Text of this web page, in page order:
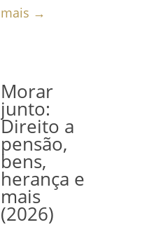
mais →
Morar
junto:
Direito a
pensão,
bens,
herança e
mais
(2026)